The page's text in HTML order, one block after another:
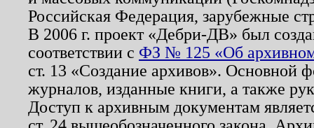
Российская Федерация, зарубежные
В 2006 г. проект «Дебри-ДВ» был
соответствии с ФЗ № 125 «Об
ст. 13 «Создание архивов». Основной
журналов, изданные книги, а также
Доступ к архивным документам